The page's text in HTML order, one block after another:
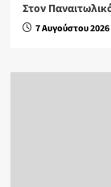
Στον
7 Αυγούστου 2026